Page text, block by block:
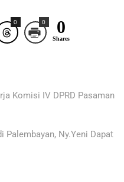
0 0 0
Shares
Komisi IV DPRD Pasaman
Palembayan, Ny.Yeni Dapat